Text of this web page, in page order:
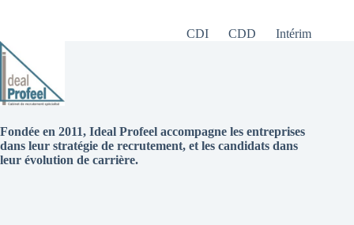
CDI CDD Intérim
Fondée en 2011, Ideal Profeel accompagne les entreprises
dans leur stratégie de recrutement, et les candidats dans
leur évolution de carrière.